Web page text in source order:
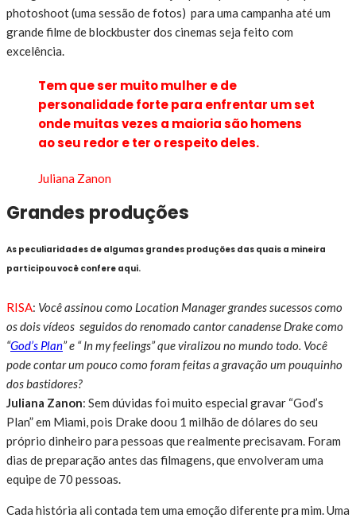
photoshoot (uma sessão de fotos) para uma campanha até um
grande filme de blockbuster dos cinemas seja feito com
excelência.
Tem que ser muito mulher e de
personalidade forte para enfrentar um set
onde muitas vezes a maioria são homens
ao seu redor e ter o respeito deles.
Juliana Zanon
Grandes produções
As peculiaridades de algumas grandes produções das quais a mineira
participou você confere aqui.
RISA: Você assinou como Location Manager grandes sucessos como
os dois vídeos seguidos do renomado cantor canadense Drake como
“God’s Plan” e “ In my feelings” que viralizou no mundo todo. Você
pode contar um pouco como foram feitas a gravação um pouquinho
dos bastidores?
Juliana Zanon: Sem dúvidas foi muito especial gravar “God’s
Plan” em Miami, pois Drake doou 1 milhão de dólares do seu
próprio dinheiro para pessoas que realmente precisavam. Foram
dias de preparação antes das filmagens, que envolveram uma
equipe de 70 pessoas.
Cada história ali contada tem uma emoção diferente pra mim. Uma